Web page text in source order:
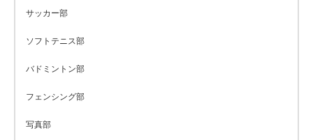
サッカー部
ソフトテニス部
バドミントン部
フェンシング部
写真部